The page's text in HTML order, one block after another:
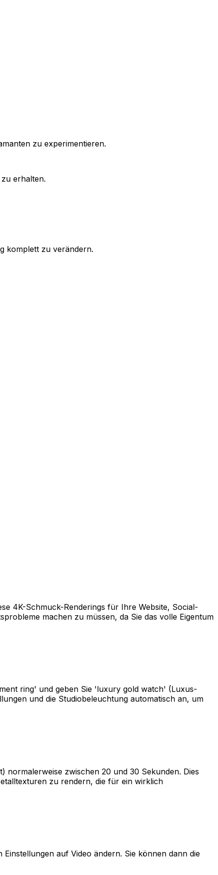
zu experimentieren.
erhalten.
komplett zu verändern.
4K-Schmuck-Renderings für Ihre Website, Social-
machen zu müssen, da Sie das volle Eigentum
ring' und geben Sie 'luxury gold watch' (Luxus-
und die Studiobeleuchtung automatisch an, um
normalerweise zwischen 20 und 30 Sekunden. Dies
zu rendern, die für ein wirklich
auf Video ändern. Sie können dann die